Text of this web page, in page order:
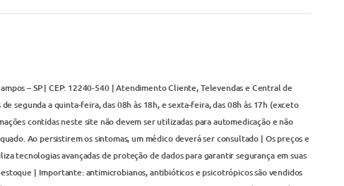
– SP | CEP: 12240-540 | Atendimento Cliente, Televendas e Central de
segunda a quinta-feira, das 08h às 18h, e sexta-feira, das 08h às 17h (exceto
contidas neste site não devem ser utilizadas para automedicação e não
Ao persistirem os sintomas, um médico deverá ser consultado | Os preços e
tecnologias avançadas de proteção de dados para garantir segurança em suas
| Importante: antimicrobianos, antibióticos e psicotrópicos são vendidos